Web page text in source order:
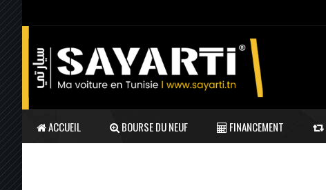
ACCUEIL BOURSE DU NEUF FINANCEMENT